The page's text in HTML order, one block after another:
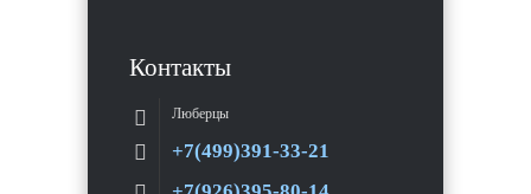
Контакты
Люберцы
+7(499)391-33-21